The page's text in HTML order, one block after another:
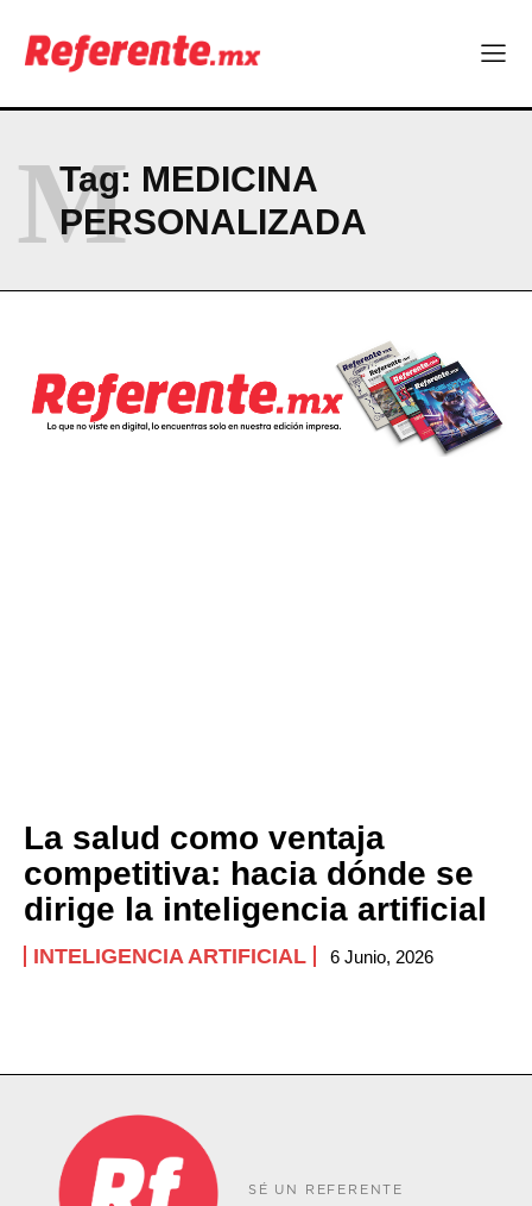
ABOUT
NEWSLETTER
Tag: MEDICINA
PERSONALIZADA
M
La salud como ventaja
competitiva: hacia dónde se
dirige la inteligencia artificial
INTELIGENCIA ARTIFICIAL 6 Junio, 2026
SÉ UN REFERENTE